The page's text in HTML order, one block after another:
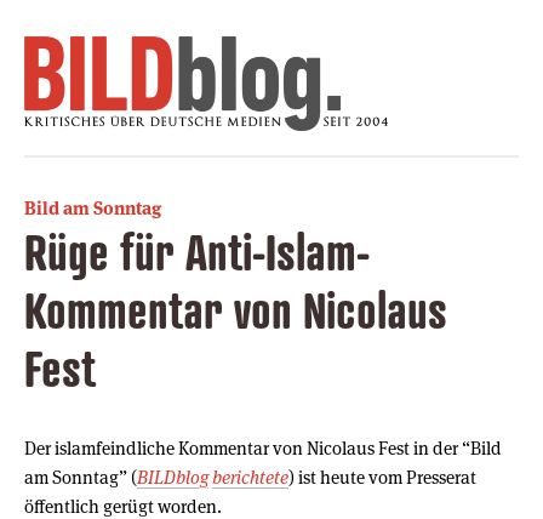
Bild am Sonntag
Rüge für Anti-Islam-
Kommentar von Nicolaus
Fest
Der islamfeindliche Kommentar von Nicolaus Fest in der “Bild
am Sonntag” (BILDblog berichtete) ist heute vom Presserat
öffentlich gerügt worden.